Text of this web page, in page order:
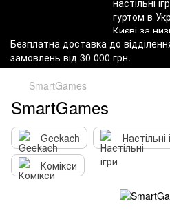
Безплатна доставка до
замовлень від 30 000 грн.
SmartGames
SmartGames
Geekach Настільні
Комікси